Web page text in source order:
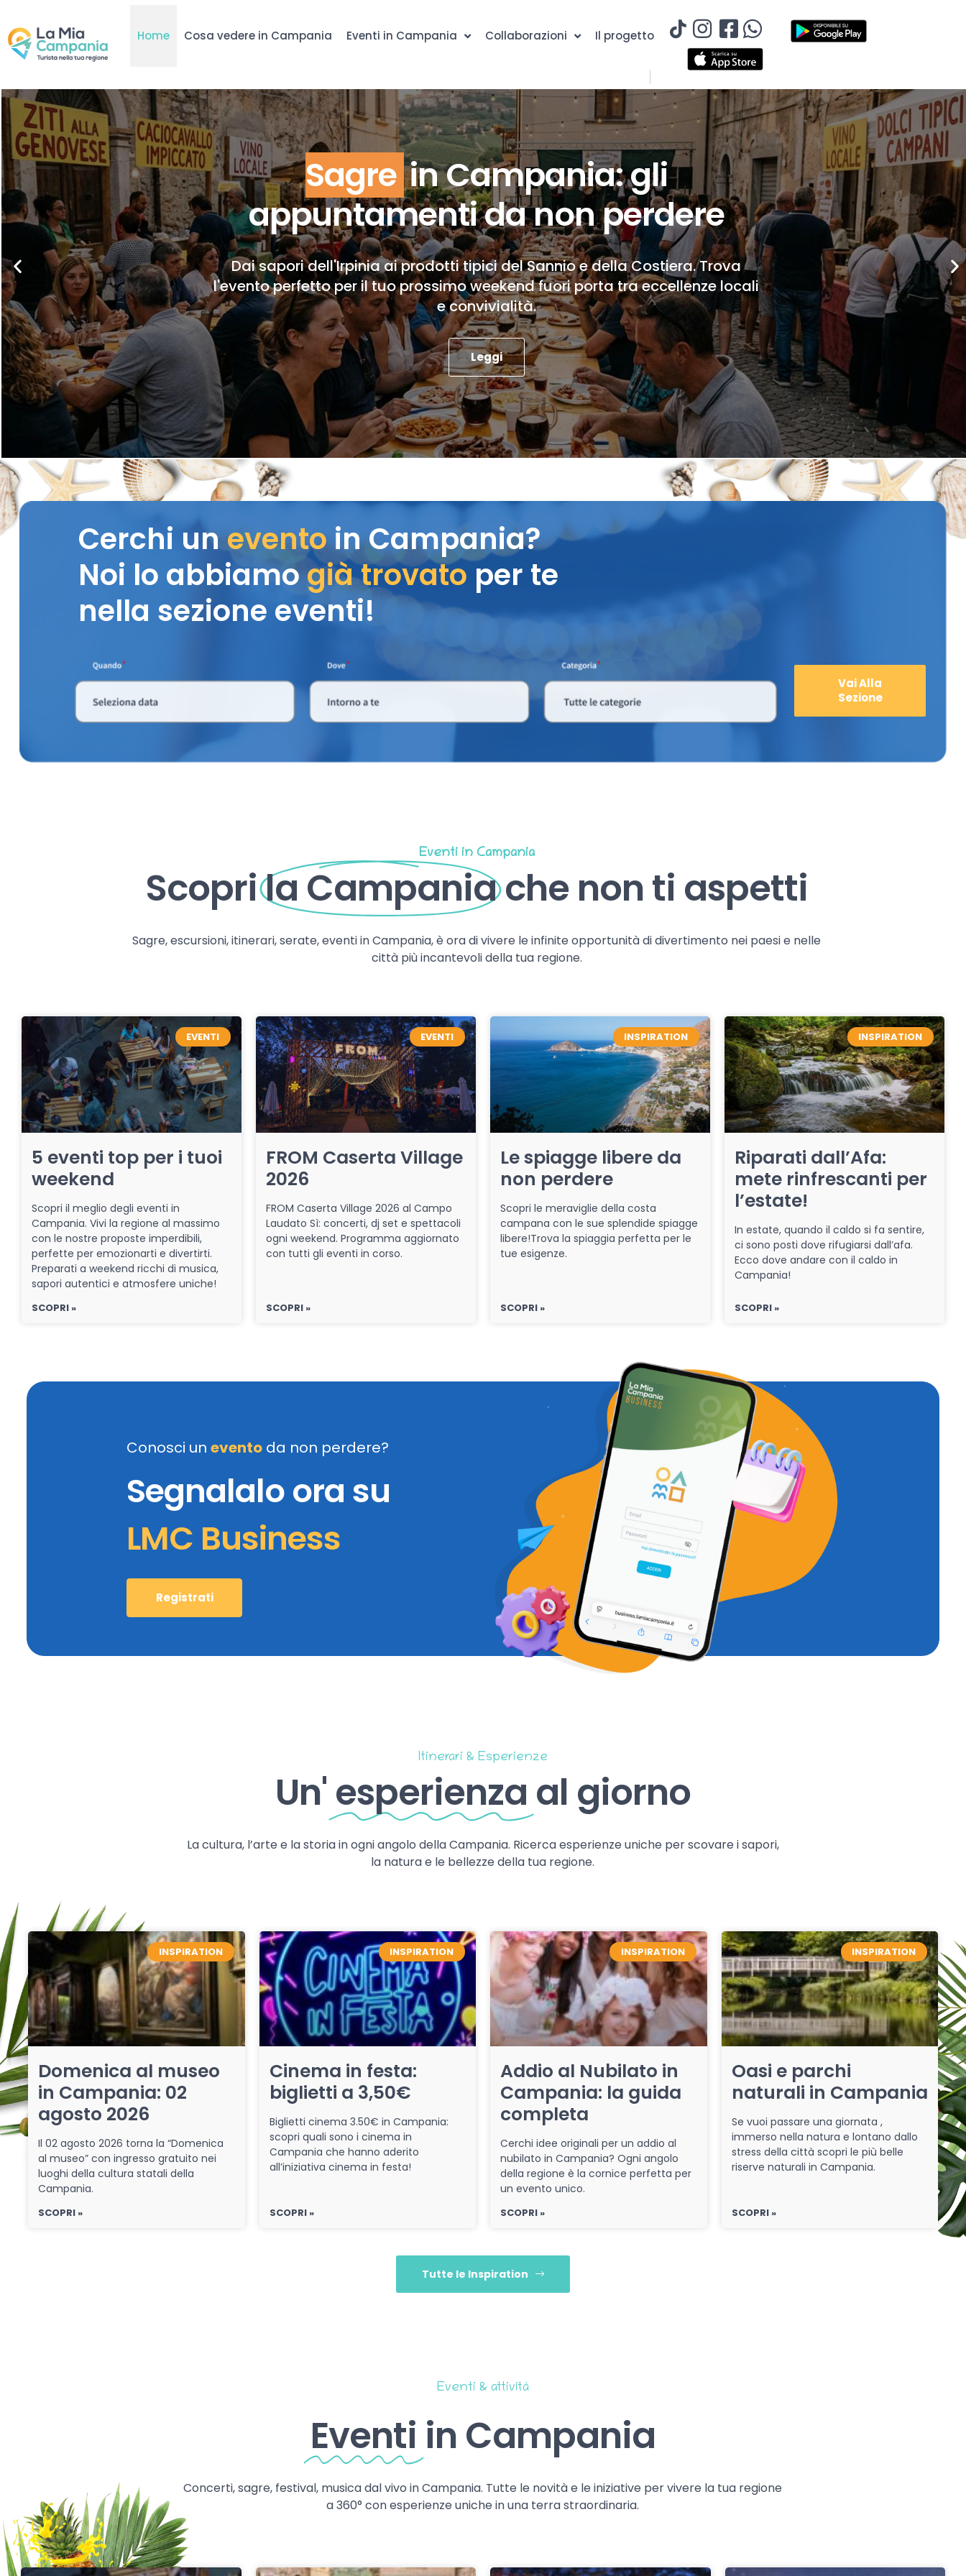
Home Cosa vedere in Campania Eventi in Campania Collaborazioni Il progetto
Sagre in Campania: gli
appuntamenti da non perdere
Dai sapori dell'Irpinia ai prodotti tipici del Sannio e della Costiera. Trova
l'evento perfetto per il tuo prossimo weekend fuori porta tra eccellenze locali
e convivialità.
Leggi
Cerchi uneventoin Campania?
Noi lo abbiamogià trovato per te
nella sezione eventi!
Vai Alla
Sezione
Eventi in Campania
Scoprila Campaniache non ti aspetti
Sagre, escursioni, itinerari, serate, eventi in Campania, è ora di vivere le infinite opportunità di divertimento nei paesi e nelle
città più incantevoli della tua regione.
EVENTI
5 eventi top per i tuoi
weekend
Scopri il meglio degli eventi in
Campania. Vivi la regione al massimo
con le nostre proposte imperdibili,
perfette per emozionarti e divertirti.
Preparati a weekend ricchi di musica,
sapori autentici e atmosfere uniche!
SCOPRI »
EVENTI
FROM Caserta Village
2026
FROM Caserta Village 2026 al Campo
Laudato Sì: concerti, dj set e spettacoli
ogni weekend. Programma aggiornato
con tutti gli eventi in corso.
SCOPRI »
INSPIRATION
Le spiagge libere da
non perdere
Scopri le meraviglie della costa
campana con le sue splendide spiagge
libere!Trova la spiaggia perfetta per le
tue esigenze.
SCOPRI »
INSPIRATION
Riparati dall’Afa:
mete rinfrescanti per
l’estate!
In estate, quando il caldo si fa sentire,
ci sono posti dove rifugiarsi dall’afa.
Ecco dove andare con il caldo in
Campania!
SCOPRI »
Conosci un evento da non perdere?
Segnalalo ora su
LMC Business
Registrati
Itinerari & Esperienze
Un' esperienza al giorno
La cultura, l’arte e la storia in ogni angolo della Campania. Ricerca esperienze uniche per scovare i sapori,
la natura e le bellezze della tua regione.
INSPIRATION
Domenica al museo
in Campania: 02
agosto 2026
Il 02 agosto 2026 torna la “Domenica
al museo” con ingresso gratuito nei
luoghi della cultura statali della
Campania.
SCOPRI »
INSPIRATION
Cinema in festa:
biglietti a 3,50€
Biglietti cinema 3.50€ in Campania:
scopri quali sono i cinema in
Campania che hanno aderito
all’iniziativa cinema in festa!
SCOPRI »
INSPIRATION
Addio al Nubilato in
Campania: la guida
completa
Cerchi idee originali per un addio al
nubilato in Campania? Ogni angolo
della regione è la cornice perfetta per
un evento unico.
SCOPRI »
INSPIRATION
Oasi e parchi
naturali in Campania
Se vuoi passare una giornata ,
immerso nella natura e lontano dallo
stress della città scopri le più belle
riserve naturali in Campania.
SCOPRI »
Tutte le Inspiration
Eventi & attività
Eventi in Campania
Concerti, sagre, festival, musica dal vivo in Campania. Tutte le novità e le iniziative per vivere la tua regione
a 360° con esperienze uniche in una terra straordinaria.